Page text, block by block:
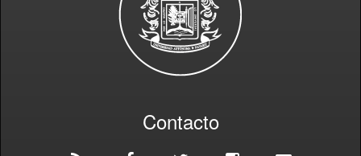
Contacto